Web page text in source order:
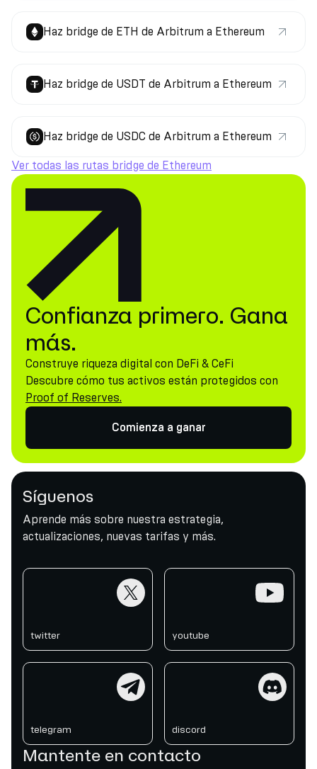
Haz bridge de ETH de Arbitrum a Ethereum
Haz bridge de USDT de Arbitrum a Ethereum
Haz bridge de USDC de Arbitrum a Ethereum
Ver todas las rutas bridge de Ethereum
Confianza primero. Gana
más.
Construye riqueza digital con DeFi & CeFi
Descubre cómo tus activos están protegidos con
Proof of Reserves.
Comienza a ganar
Síguenos
Aprende más sobre nuestra estrategia,
actualizaciones, nuevas tarifas y más.
twitter youtube
telegram discord
Mantente en contacto